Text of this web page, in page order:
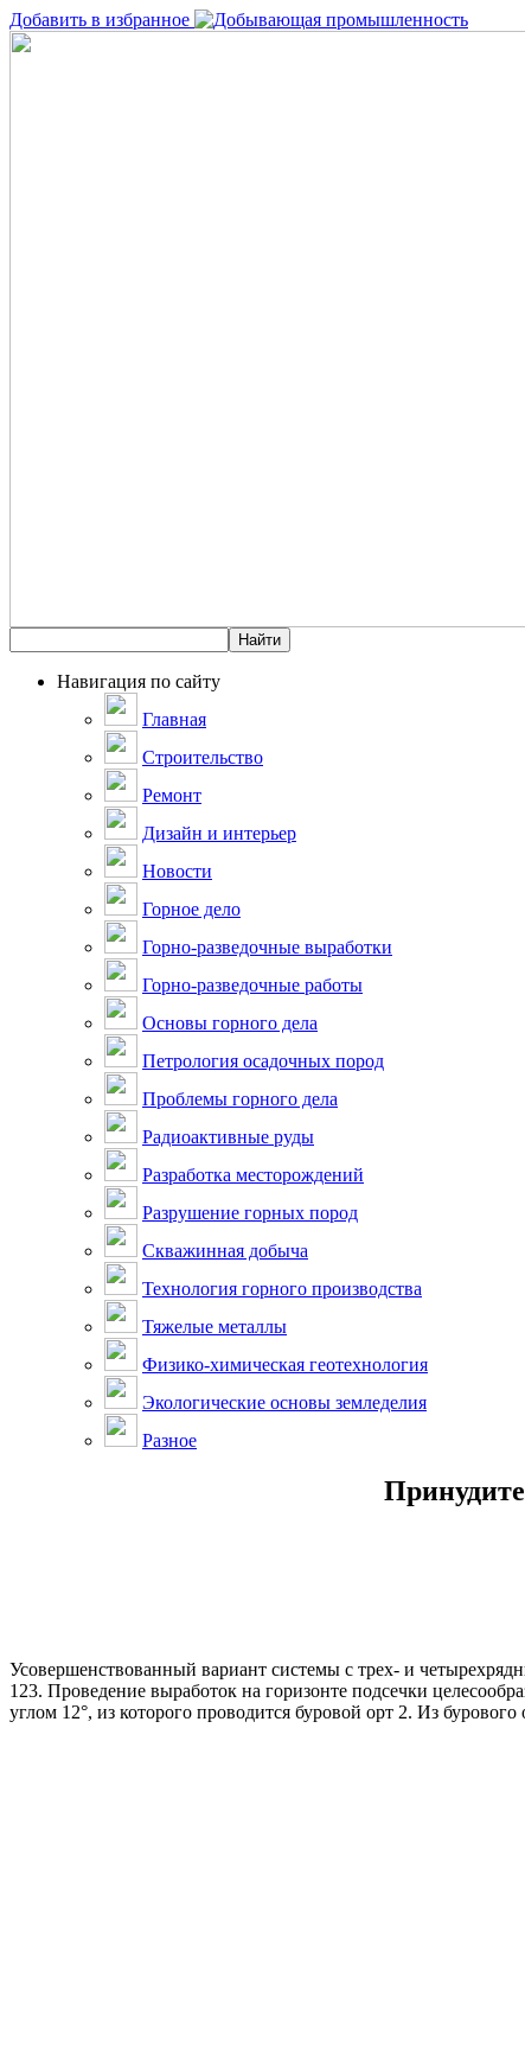
Добавить в избранное
Навигация по сайту
Главная
Строительство
Ремонт
Дизайн и интерьер
Новости
Горное дело
Горно-разведочные выработки
Горно-разведочные работы
Основы горного дела
Петрология осадочных пород
Проблемы горного дела
Радиоактивные руды
Разработка месторождений
Разрушение горных пород
Скважинная добыча
Технология горного производства
Тяжелые металлы
Физико-химическая геотехнология
Экологические основы земледелия
Разное
Усовершенствованный вариант системы с трех- и
123. Проведение выработок на горизонте подсечки
углом 12°, из которого проводится буровой орт 2. Из